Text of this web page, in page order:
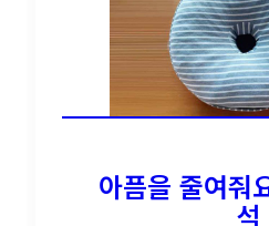
아픔을 줄여줘
석